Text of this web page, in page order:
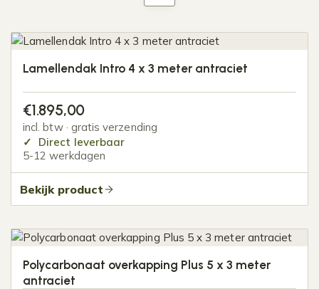
Lamellendak Intro 4 x 3 meter antraciet
€1.895,00
incl. btw · gratis verzending
Direct leverbaar
5-12 werkdagen
Bekijk product
Polycarbonaat overkapping Plus 5 x 3 meter
antraciet